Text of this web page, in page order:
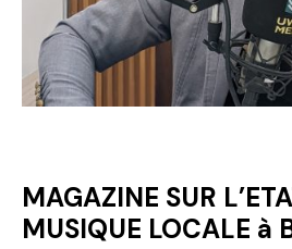
MAGAZINE SUR
MUSIQUE LOCALE à